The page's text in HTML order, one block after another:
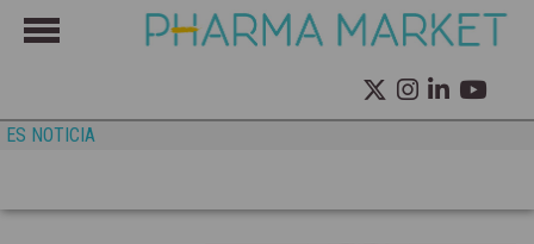
ES NOTICIA